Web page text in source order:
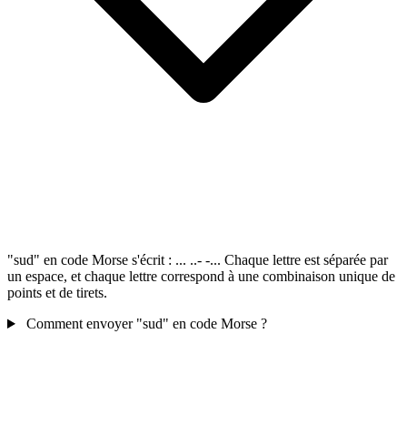
"sud" en code Morse s'écrit : ... ..- -... Chaque lettre est séparée par
un espace, et chaque lettre correspond à une combinaison unique de
points et de tirets.
Comment envoyer "sud" en code Morse ?